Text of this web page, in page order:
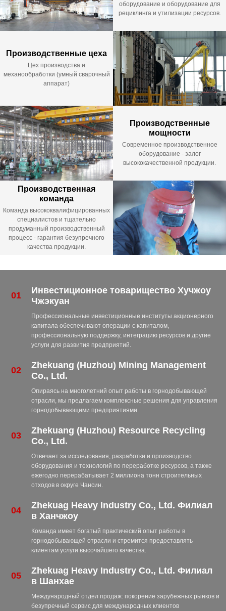
оборудование и оборудование для
рециклинга и утилизации ресурсов.
Производственные цеха
Цех производства и
механообработки (умный сварочный
аппарат)
Производственные
мощности
Современное производственное
оборудование - залог
высококачественной продукции.
Производственная
команда
Команда высококвалифицированных
специалистов и тщательно
продуманный производственный
процесс - гарантия безупречного
качества продукции.
01
Инвестиционное товарищество Хучжоу
Чжэкуан
Профессиональные инвестиционные институты акционерного
капитала обеспечивают операции с капиталом,
профессиональную поддержку, интеграцию ресурсов и другие
услуги для развития предприятий.
02
Zhekuang (Huzhou) Mining Management
Co., Ltd.
Опираясь на многолетний опыт работы в горнодобывающей
отрасли, мы предлагаем комплексные решения для управления
горнодобывающими предприятиями.
03
Zhekuang (Huzhou) Resource Recycling
Co., Ltd.
Отвечает за исследования, разработки и производство
оборудования и технологий по переработке ресурсов, а также
ежегодно перерабатывает 2 миллиона тонн строительных
отходов в округе Чансин.
04
Zhekuag Heavy Industry Co., Ltd. Филиал
в Ханчжоу
Команда имеет богатый практический опыт работы в
горнодобывающей отрасли и стремится предоставлять
клиентам услуги высочайшего качества.
05
Zhekuag Heavy Industry Co., Ltd. Филиал
в Шанхае
Международный отдел продаж: покорение зарубежных рынков и
безупречный сервис для международных клиентов